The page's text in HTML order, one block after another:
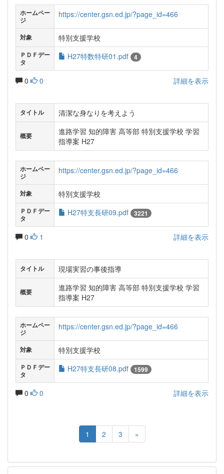
ホームペー
ジ
https://center.gsn.ed.jp/?page_id=466
対象 特別支援学校
ＰＤＦデー
タ
H27特数特研01.pdf 4
0 0 詳細を表示
タイトル 清潔な身なりを考えよう
概要
進路学習 知的障害 高等部 特別支援学校 学習
指導案 H27
ホームペー
ジ
https://center.gsn.ed.jp/?page_id=466
対象 特別支援学校
ＰＤＦデー
タ
H27特支長研09.pdf 3221
0 1 詳細を表示
タイトル 現場実習の事後指導
概要
進路学習 知的障害 高等部 特別支援学校 学習
指導案 H27
ホームペー
ジ
https://center.gsn.ed.jp/?page_id=466
対象 特別支援学校
ＰＤＦデー
タ
H27特支長研08.pdf 1599
0 0 詳細を表示
1 2 3 »